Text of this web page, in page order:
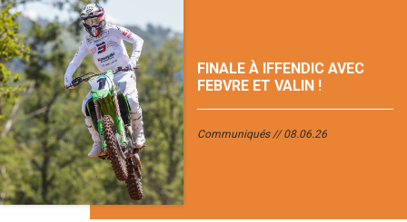
FINALE À IFFENDIC AVEC
FEBVRE ET VALIN !
Communiqués 08.06.26